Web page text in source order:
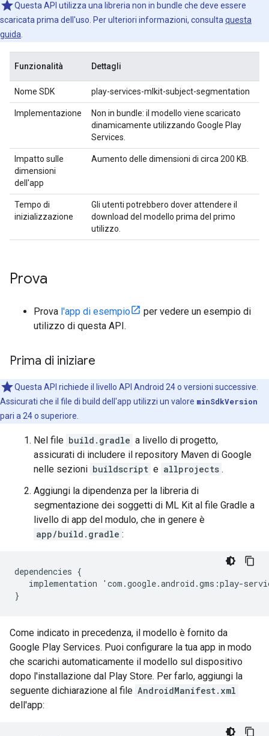
Questa API utilizza una libreria non in bundle che deve essere
scaricata prima dell'uso. Per ulteriori informazioni, consulta questa
guida
Funzionalità Dettagli
Nome SDK play-services-mlkit-subject-segmentation
Implementazione
Non in bundle: il modello viene scaricato
dinamicamente utilizzando Google Play
Services.
Impatto sulle
dimensioni
dell'app
Aumento delle dimensioni di circa 200 KB.
Tempo di
inizializzazione
Gli utenti potrebbero dover attendere il
download del modello prima del primo
utilizzo.
Prova
Prova l'app di esempio
per vedere un esempio di
utilizzo di questa API.
Prima di iniziare
Questa API richiede il livello API Android 24 o versioni successive.
Assicurati che il file di build dell'app utilizzi un valore minSdkVersion
pari a 24 o superiore.
Nel file build.gradle a livello di progetto,
assicurati di includere il repository Maven di Google
nelle sezioni buildscript e allprojects .
Aggiungi la dipendenza per la libreria di
segmentazione dei soggetti di ML Kit al file Gradle a
livello di app del modulo, che in genere è
app/build.gradle :
dependencies {
implementation
' com .google.android .gms :play-
}
Come indicato in precedenza, il modello è fornito da
Google Play Services. Puoi configurare la tua app in modo
che scarichi automaticamente il modello sul dispositivo
dopo l'installazione dal Play Store. Per farlo, aggiungi la
seguente dichiarazione al file AndroidManifest.xml
dell'app: